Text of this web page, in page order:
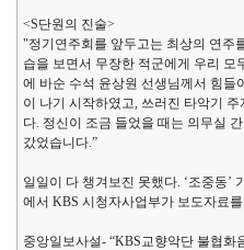
<S단원의 진술>
"정기연주회를 앞두고는 최상의 연주
습을 보면서 무장한 적군에게 우리
에 바순 수석 윤상원 선생님께서 힘들
이 나기 시작하였고, 쓰러진 타악기
다. 정신이 조금 들었을 때는 의무실
갔었습니다.”
일일이 다 챙겨보진 못했다. ‘조중동
에서 KBS 시청자사업부가 보도자료
중앙일보사설- “KBS교향악단 불협화